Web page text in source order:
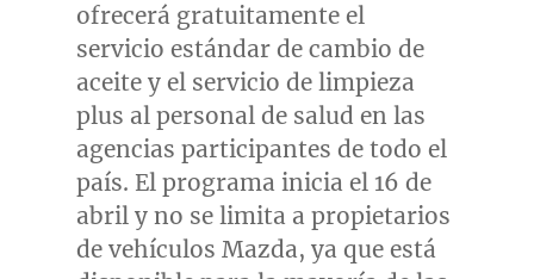
ofrecerá gratuitamente el
servicio estándar de cambio de
aceite y el servicio de limpieza
plus al personal de salud en las
agencias participantes de todo el
país. El programa inicia el 16 de
abril y no se limita a propietarios
de vehículos Mazda, ya que está